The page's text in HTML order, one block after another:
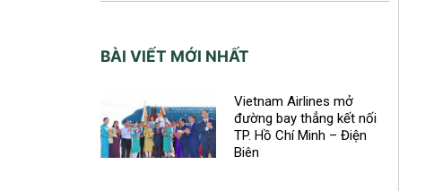
BÀI VIẾT MỚI NHẤT
Vietnam Airlines mở
đường bay thẳng kết nối
TP. Hồ Chí Minh – Điện
Biên